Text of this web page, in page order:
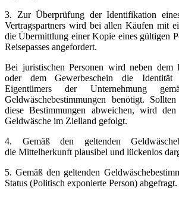
3. Zur Überprüfung der Identifikation
Vertragspartners wird bei allen Käufen mit
die Übermittlung einer Kopie eines gültigen
Reisepasses angefordert.
Bei juristischen Personen wird neben dem
oder dem Gewerbeschein die Identität
Eigentümers der Unternehmung
Geldwäschebestimmungen benötigt.
diese Bestimmungen abweichen, wird den
Geldwäsche im Zielland gefolgt.
4. Gemäß den geltenden
die Mittelherkunft plausibel und lückenlos
5. Gemäß den geltenden
Status (Politisch exponierte Person) abgefragt.